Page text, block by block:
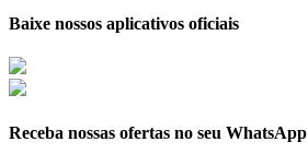
Baixe nossos aplicativos oficiais
Receba nossas ofertas no seu WhatsApp